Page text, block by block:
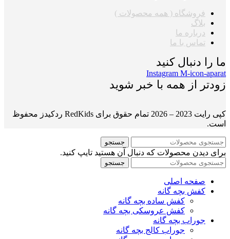
فروشگاه ( همه محصولات )
بلاگ
درباره ما
تماس با ما
ما را دنبال کنید
Instagram M-icon-aparat
زودتر از همه با خبر شوید
کپی رایت 2023 – 2026 تمام حقوق برای RedKids ردکیدز محفوظ
است.
جستجو
برای دیدن محصولات که دنبال آن هستید تایپ کنید.
جستجو
صفحه اصلی
کفش بچه گانه
کفش ساده بچه گانه
کفش عروسکی بچه گانه
جوراب بچه گانه
جوراب کالج بچه گانه